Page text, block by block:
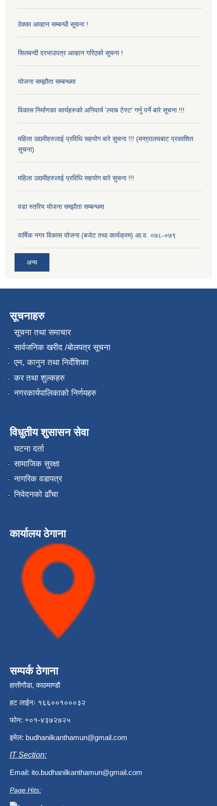
ठेक्का आव्हान सम्बन्धी सूचना !
सिलबन्दी दरभाउपत्र आव्हान गरिएको सूचना !
योजना सम्झौता सम्बन्धमा
विकास निर्माणका कार्यहरुको अनिवार्य 'ल्याब टेस्ट' गर्नु पर्ने बारे सूचना !!!
महिला उद्यमीहरुलाई प्रविधि सहयोग बारे सुचना !!! (मन्त्रालयबाट प्रकाशित
सुचना)
महिला उद्यमीहरुलाई प्रविधि सहयोग बारे सुचना !!!
वडा स्तरिय योजना सम्झौता सम्बन्धमा
वार्षिक नगर विकास योजना (बजेट तथा कार्यक्रम) आ.व. ०७८-०७९
अन्य
सूचनाहरु
सूचना तथा समाचार
सार्वजनिक खरीद /बोलपत्र सूचना
एन, कानुन तथा निर्देशिका
कर तथा शुल्कहरु
नगरकार्यपालिकाको निर्णयहरु
विधुतीय शुसासन सेवा
घटना दर्ता
सामाजिक सुरक्षा
नागरिक वडापत्र
निवेदनको ढाँचा
कार्यालय ठेगाना
सम्पर्क ठेगाना
हात्तीगौडा, काठमाण्डौ
हट लाईनः १६६००१०००३२
फोन: +०१-४३७२७२५
इमेल: budhanilkanthamun@gmail.com
IT Section:
Email: ito.budhanilkanthamun@gmail.com
Page Hits: